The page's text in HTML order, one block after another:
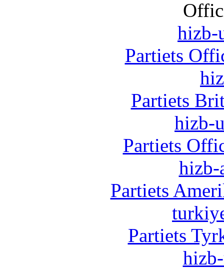
hizb-
Partiets
Partiets
hizb-
Partiets
hizb-
Partiets
Partiets